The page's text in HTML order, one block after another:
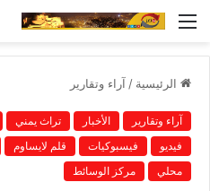
القائمة
الرئيسية / آراء وتقارير
آراء وتقارير الأخبار تراث يمني
فيديو
فيسبوكيات قلم لايساوم
محلي
مركز الوسائط